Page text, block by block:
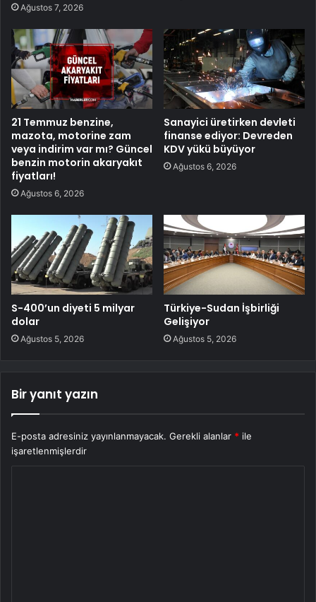
Ağustos 7, 2026
21 Temmuz benzine,
mazota, motorine zam
veya indirim var mı? Güncel
benzin motorin akaryakıt
fiyatları!
Ağustos 6, 2026
Sanayici üretirken devleti
finanse ediyor: Devreden
KDV yükü büyüyor
Ağustos 6, 2026
S-400’un diyeti 5 milyar
dolar
Ağustos 5, 2026
Türkiye-Sudan İşbirliği
Gelişiyor
Ağustos 5, 2026
Bir yanıt yazın
E-posta adresiniz yayınlanmayacak. Gerekli alanlar * ile
işaretlenmişlerdir